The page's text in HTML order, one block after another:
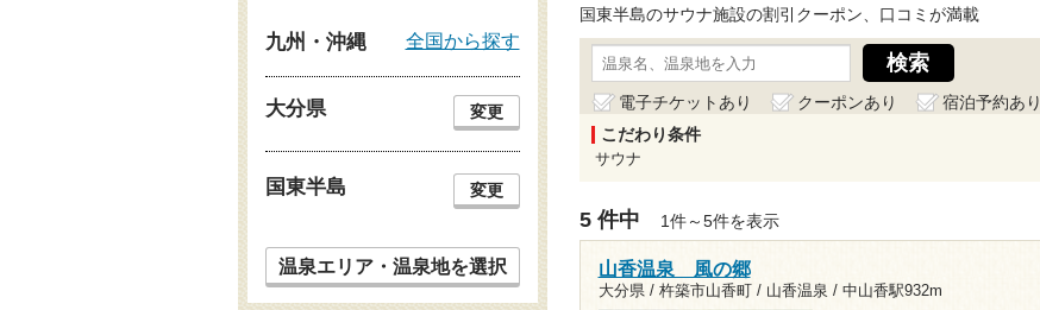
国東半島のサウナ施設の割引クーポン、口コミが満載
電子チケットあり クーポンあり
宿泊予約あり
こだわり条件
サウナ
5 件中 1件～5件を表示
山香温泉 風の郷
大分県 / 杵築市山香町 / 山香温泉 / 中山香駅932m
九州・沖縄 全国から探す
大分県 変更
国東半島 変更
温泉エリア・温泉地を選択